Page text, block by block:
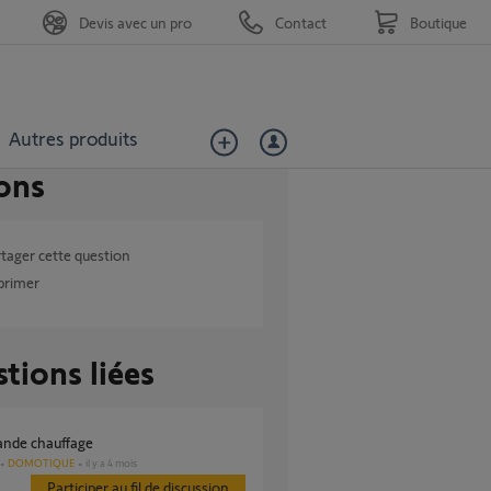
Autres produits
Devis avec un pro Contact Boutique
cette question
liées
chauffage
DOMOTIQUE il y a 4 mois
Participer au fil de discussion